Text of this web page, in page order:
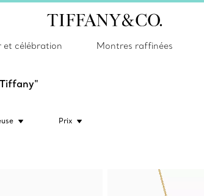
et célébration Montres raffinées
Prix